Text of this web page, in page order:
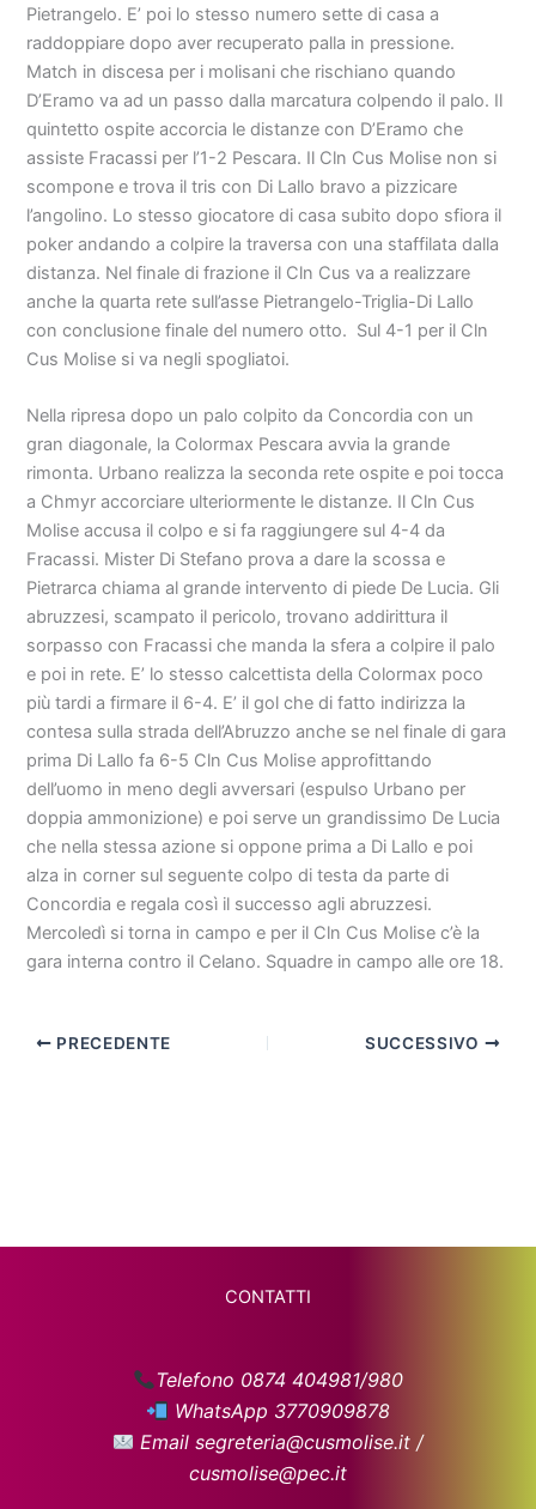
Pietrangelo. E’ poi lo stesso numero sette di casa a
raddoppiare dopo aver recuperato palla in pressione.
Match in discesa per i molisani che rischiano quando
D’Eramo va ad un passo dalla marcatura colpendo il palo. Il
quintetto ospite accorcia le distanze con D’Eramo che
assiste Fracassi per l’1-2 Pescara. Il Cln Cus Molise non si
scompone e trova il tris con Di Lallo bravo a pizzicare
l’angolino. Lo stesso giocatore di casa subito dopo sfiora il
poker andando a colpire la traversa con una staffilata dalla
distanza. Nel finale di frazione il Cln Cus va a realizzare
anche la quarta rete sull’asse Pietrangelo-Triglia-Di Lallo
con conclusione finale del numero otto. Sul 4-1 per il Cln
Cus Molise si va negli spogliatoi.
Nella ripresa dopo un palo colpito da Concordia con un
gran diagonale, la Colormax Pescara avvia la grande
rimonta. Urbano realizza la seconda rete ospite e poi tocca
a Chmyr accorciare ulteriormente le distanze. Il Cln Cus
Molise accusa il colpo e si fa raggiungere sul 4-4 da
Fracassi. Mister Di Stefano prova a dare la scossa e
Pietrarca chiama al grande intervento di piede De Lucia. Gli
abruzzesi, scampato il pericolo, trovano addirittura il
sorpasso con Fracassi che manda la sfera a colpire il palo
e poi in rete. E’ lo stesso calcettista della Colormax poco
più tardi a firmare il 6-4. E’ il gol che di fatto indirizza la
contesa sulla strada dell’Abruzzo anche se nel finale di gara
prima Di Lallo fa 6-5 Cln Cus Molise approfittando
dell’uomo in meno degli avversari (espulso Urbano per
doppia ammonizione) e poi serve un grandissimo De Lucia
che nella stessa azione si oppone prima a Di Lallo e poi
alza in corner sul seguente colpo di testa da parte di
Concordia e regala così il successo agli abruzzesi.
Mercoledì si torna in campo e per il Cln Cus Molise c’è la
gara interna contro il Celano. Squadre in campo alle ore 18.
PRECEDENTE SUCCESSIVO
CONTATTI
Telefono 0874 404981/980
WhatsApp 3770909878
Email segreteria@cusmolise.it /
cusmolise@pec.it